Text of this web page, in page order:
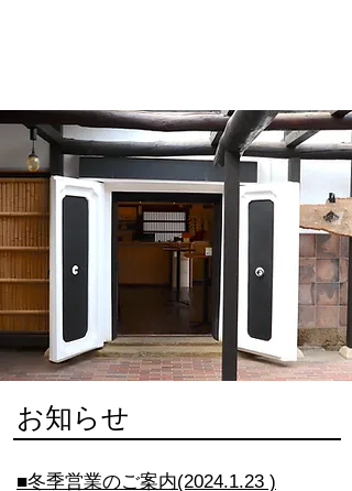
お知らせ
■冬季営業のご案内(2024.1.23 )